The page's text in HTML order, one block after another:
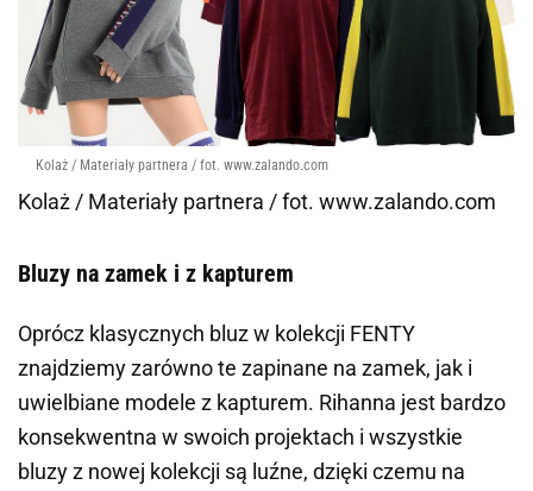
Kolaż / Materiały partnera / fot. www.zalando.com
Kolaż / Materiały partnera / fot. www.zalando.com
Bluzy na zamek i z kapturem
Oprócz klasycznych bluz w kolekcji FENTY
znajdziemy zarówno te zapinane na zamek, jak i
uwielbiane modele z kapturem. Rihanna jest bardzo
konsekwentna w swoich projektach i wszystkie
bluzy z nowej kolekcji są luźne, dzięki czemu na